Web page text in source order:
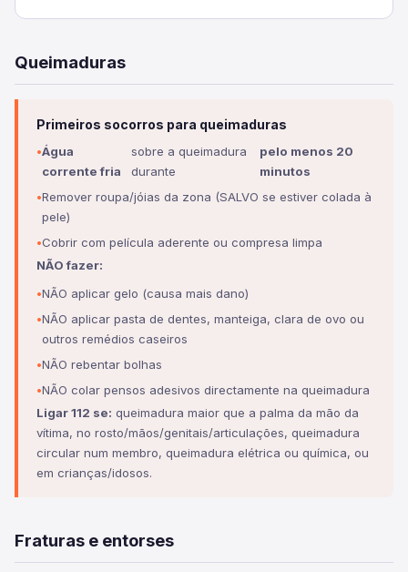
Queimaduras
Primeiros socorros para queimaduras
Água
corrente fria
sobre a queimadura
durante
pelo menos 20
minutos
Remover roupa/jóias da zona (SALVO se estiver colada à
pele)
Cobrir com película aderente ou compresa limpa
NÃO fazer:
NÃO aplicar gelo (causa mais dano)
NÃO aplicar pasta de dentes, manteiga, clara de ovo ou
outros remédios caseiros
NÃO rebentar bolhas
NÃO colar pensos adesivos directamente na queimadura
Ligar 112 se: queimadura maior que a palma da mão da
vítima, no rosto/mãos/genitais/articulações, queimadura
circular num membro, queimadura elétrica ou química, ou
em crianças/idosos.
Fraturas e entorses